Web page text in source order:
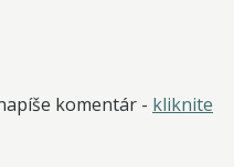
komentár - kliknite